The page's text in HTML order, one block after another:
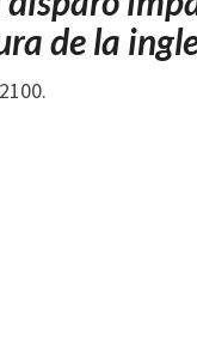
BALEÓ
A
DE
de la